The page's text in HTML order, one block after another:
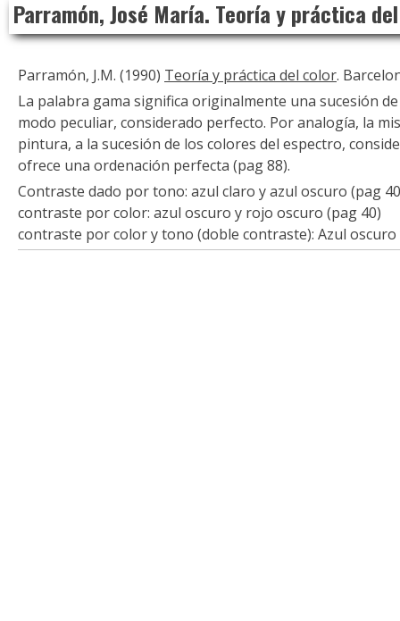
content
Parramón, José María. Teoría y práctica
Parramón, J.M. (1990) Teoría y práctica del color.
La palabra gama significa originalmente una sucesión
modo peculiar, considerado perfecto. Por analogía, la
pintura, a la sucesión de los colores del espectro,
ofrece una ordenación perfecta (pag 88).
Contraste dado por tono: azul claro y azul oscuro (pag
contraste por color: azul oscuro y rojo oscuro (pag 40)
contraste por color y tono (doble contraste): Azul